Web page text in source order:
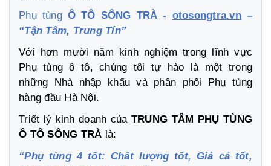
Phụ tùng Ô TÔ SÔNG TRÀ - otosongtra.vn–
“Tận Tâm, Trung Tín”
Với hơn mười năm kinh nghiệm trong lĩnh vực
Phụ tùng ô tô, chúng tôi tự hào là một trong
những Nhà nhập khẩu và phân phối Phụ tùng
hàng đầu Hà Nội.
Triết lý kinh doanh của TRUNG TÂM PHỤ TÙNG
Ô TÔ SÔNG TRÀ là:
“Phụ tùng 4 tốt: Chất lượng tốt, Giá cả tốt,